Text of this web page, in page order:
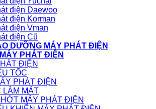
điện Daewoo
điện Korman
điện Vman
điện Cũ
DƯỠNG MÁY PHÁT ĐIỆN
PHÁT ĐIỆN
ĐIỆN
TỐC
PHÁT ĐIỆN
LÀM MÁT
MÁY PHÁT ĐIỆN